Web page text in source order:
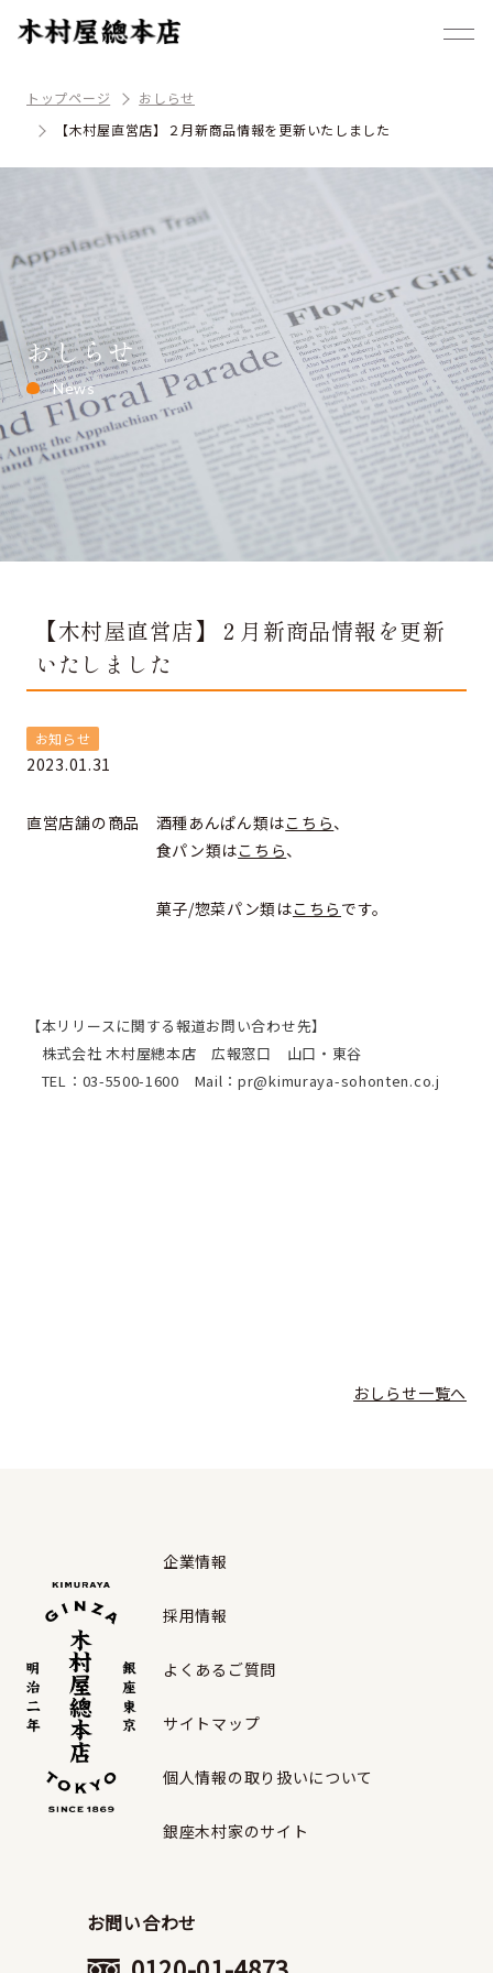
トップページ
おしらせ
【木村屋直営店】２月新商品情報を更新いたしました
おしらせ
News
【木村屋直営店】２月新商品情報を更新
いたしました
お知らせ
2023.01.31
直営店舗の商品 酒種あんぱん類はこちら、
食パン類はこちら、
菓子/惣菜パン類はこちら です。
【本リリースに関する報道お問い合わせ先】
株式会社 木村屋總本店 広報窓口 山口・東谷
TEL：03-5500-1600 Mail：pr@kimuraya-sohonten.co.j
おしらせ一覧へ
企業情報
採用情報
よくあるご質問
サイトマップ
個人情報の取り扱いについて
銀座木村家のサイト
お問い合わせ